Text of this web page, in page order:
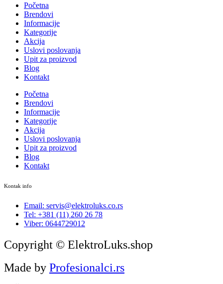
Početna
Brendovi
Informacije
Kategorije
Akcija
Uslovi poslovanja
Upit za proizvod
Blog
Kontakt
Početna
Brendovi
Informacije
Kategorije
Akcija
Uslovi poslovanja
Upit za proizvod
Blog
Kontakt
Kontak info
Email: servis@elektroluks.co.rs
Tel: +381 (11) 260 26 78
Viber: 0644729012
Copyright © ElektroLuks.shop
Made by Profesionalci.rs